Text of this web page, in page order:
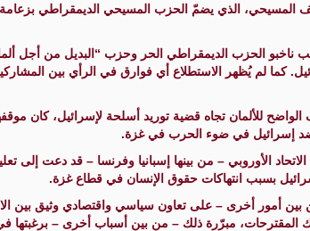
المسيحي، الذي يضمّ الحزب المسيحي الديمقراطي
ناخبو الحزب الديمقراطي الحر وحزب “البديل من أجل
كما لم يُظهر الاستطلاع أي فوارق في الرأي بين
للألمان تجاه قضية توريد أسلحة لإسرائيل، كان
ضد إسرائيل في ضوء الحرب في غزة.
الأوروبي – من بينها إسبانيا وفرنسا – قد دعت إلى
بسبب انتهاكات حقوق الإنسان في قطاع غزة.
بين أمور أخرى – على تعاون سياسي واقتصادي وثيق بين
تلك المقترحات، مبرّرة ذلك – من بين أسباب أخرى – برغبتها